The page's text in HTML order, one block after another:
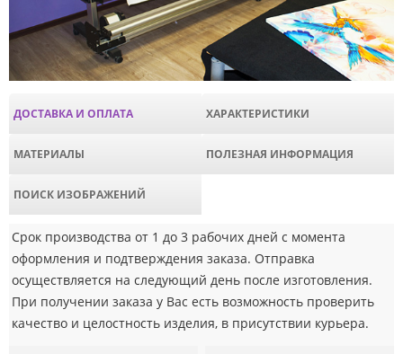
ДОСТАВКА И ОПЛАТА ХАРАКТЕРИСТИКИ
МАТЕРИАЛЫ ПОЛЕЗНАЯ ИНФОРМАЦИЯ
ПОИСК ИЗОБРАЖЕНИЙ
Срок производства от 1 до 3 рабочих дней с момента
оформления и подтверждения заказа. Отправка
осуществляется на следующий день после изготовления.
При получении заказа у Вас есть возможность проверить
качество и целостность изделия, в присутствии курьера.